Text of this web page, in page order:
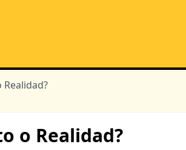
Realidad?
o Realidad?